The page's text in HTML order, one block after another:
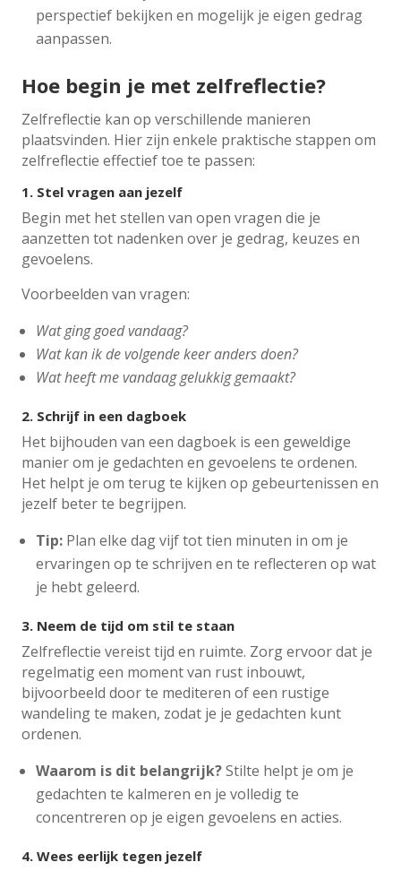
perspectief bekijken en mogelijk je eigen gedrag
aanpassen.
Hoe begin je met zelfreflectie?
Zelfreflectie kan op verschillende manieren
plaatsvinden. Hier zijn enkele praktische stappen om
zelfreflectie effectief toe te passen:
1. Stel vragen aan jezelf
Begin met het stellen van open vragen die je
aanzetten tot nadenken over je gedrag, keuzes en
gevoelens.
Voorbeelden van vragen:
Wat ging goed vandaag?
Wat kan ik de volgende keer anders doen?
Wat heeft me vandaag gelukkig gemaakt?
2. Schrijf in een dagboek
Het bijhouden van een dagboek is een geweldige
manier om je gedachten en gevoelens te ordenen.
Het helpt je om terug te kijken op gebeurtenissen en
jezelf beter te begrijpen.
Tip: Plan elke dag vijf tot tien minuten in om je
ervaringen op te schrijven en te reflecteren op wat
je hebt geleerd.
3. Neem de tijd om stil te staan
Zelfreflectie vereist tijd en ruimte. Zorg ervoor dat je
regelmatig een moment van rust inbouwt,
bijvoorbeeld door te mediteren of een rustige
wandeling te maken, zodat je je gedachten kunt
ordenen.
Waarom is dit belangrijk?Stilte helpt je om je
gedachten te kalmeren en je volledig te
concentreren op je eigen gevoelens en acties.
4.Wees eerlijk tegen jezelf